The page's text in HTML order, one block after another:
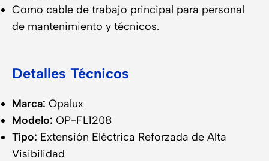
Como cable de trabajo principal para personal
de mantenimiento y técnicos.
Detalles Técnicos
Marca: Opalux
Modelo: OP-FL1208
Tipo: Extensión Eléctrica Reforzada de Alta
Visibilidad